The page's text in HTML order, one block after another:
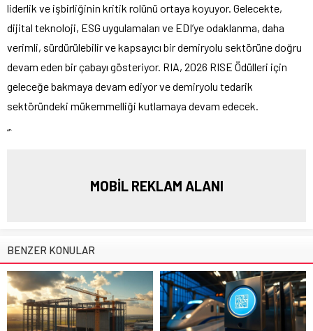
liderlik ve işbirliğinin kritik rolünü ortaya koyuyor. Gelecekte,
dijital teknoloji, ESG uygulamaları ve EDI’ye odaklanma, daha
verimli, sürdürülebilir ve kapsayıcı bir demiryolu sektörüne doğru
devam eden bir çabayı gösteriyor. RIA, 2026 RISE Ödülleri için
geleceğe bakmaya devam ediyor ve demiryolu tedarik
sektöründeki mükemmelliği kutlamaya devam edecek.
“`
MOBİL REKLAM ALANI
BENZER KONULAR